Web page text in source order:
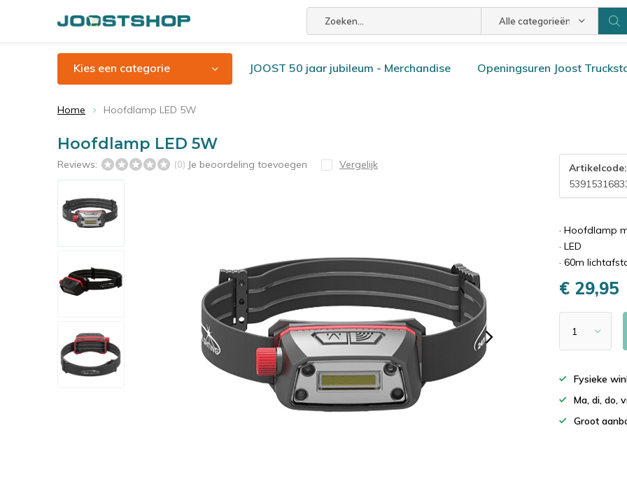
Alle categorieën
Kies een categorie JOOST 50 jaar jubileum - Merchandise Openingsuren Joost
Home Hoofdlamp LED 5W
Hoofdlamp LED 5W
Reviews: (0) Je beoordeling toevoegen Vergelijk
Artikelcode:
· Hoofdlamp
· LED
· 60m
€ 29,95
Fysieke
Ma, di, do,
Groot